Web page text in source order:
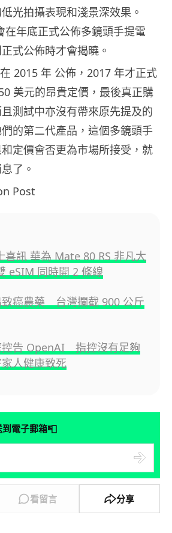
光拍攝表現和淺景深效果。
年底正式公佈多鏡頭手提電
式公佈時才會揭曉。
2015 年 公佈，2017 年才正式
美元的昂貴定價，最後真正購
測試中亦沒有帶來原先提及的
的第二代產品，這個多鏡頭手
定價會否更為市場所接受，就
了。
Post
喜訊 華為 Mate 80 RS 非凡大
eSIM 同時開 2 條線
致癌農藥 台灣攔截 900 公斤
控告 OpenAI 指控沒有足夠
人健康致死
電子郵箱📮
看留言 分享